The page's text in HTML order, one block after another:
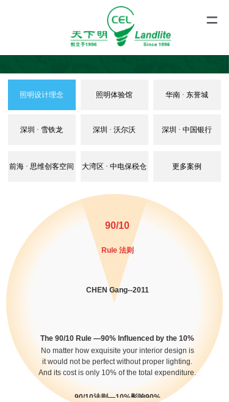
=
照明设计理念 照明体验馆
深圳 · 雪铁龙
华南 · 东誉城
深圳 · 中国银行
前海 · 思维创客空间 大湾区 · 中电保税仓 更多案例
90/10
Rule 法则
CHEN Gang--2011
The 90/10 Rule —90% Influenced by the 10%
No matter how exquisite your interior design is
it would not be perfect without proper lighting.
And its cost is only 10% of the total expenditure.
90/10法则—10%影响90%
深圳 · 沃尔沃